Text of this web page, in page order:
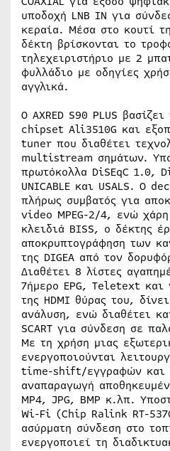
υποδοχή LNB IN για
κεραία. Μέσα στο κουτί
δέκτη βρίσκονται το
τηλεχειριστήριο με 2
φυλλάδιο με οδηγίες
αγγλικά.
Ο AXRED S90 PLUS
chipset Ali3510G και
tuner που διαθέτει
multistream σημάτων.
πρωτόκολλα DiSEqC 1.0,
UNICABLE και USALS. Ο
πλήρως συμβατός για
video MPEG-2/4, ενώ
κλειδιά BISS, ο δέκτης
αποκρυπτογράφηση των
της DIGEA από τον
Διαθέτει 8 λίστες
7ήμερο EPG, Teletext
της HDMI θύρας του,
ανάλυση, ενώ διαθέτει
SCART για σύνδεση σε
Με τη χρήση μιας
ενεργοποιούνται
time-shift/εγγραφών και
αναπαραγωγή
MP4, JPG, BMP κ.λπ.
Wi-Fi (Chip Ralink RT-
ασύρματη σύνδεση στο
ενεργοποιεί τη